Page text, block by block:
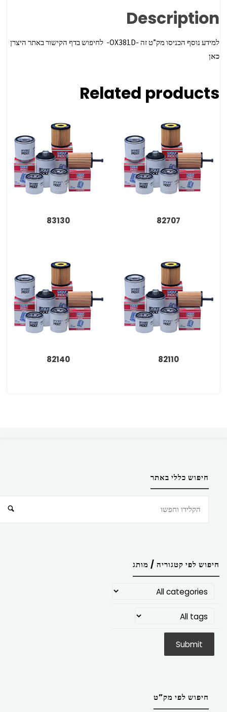
Description
למידע נוסף הכניסו מק”ט זה -OX381D- לחיפוש בדף הקישור באתר היצרן
כאן
Related products
82707
83130
82110
82140
חיפוש כללי באתר
חיפוש לפי קטגוריה / מותג
חיפוש לפי מק”ט